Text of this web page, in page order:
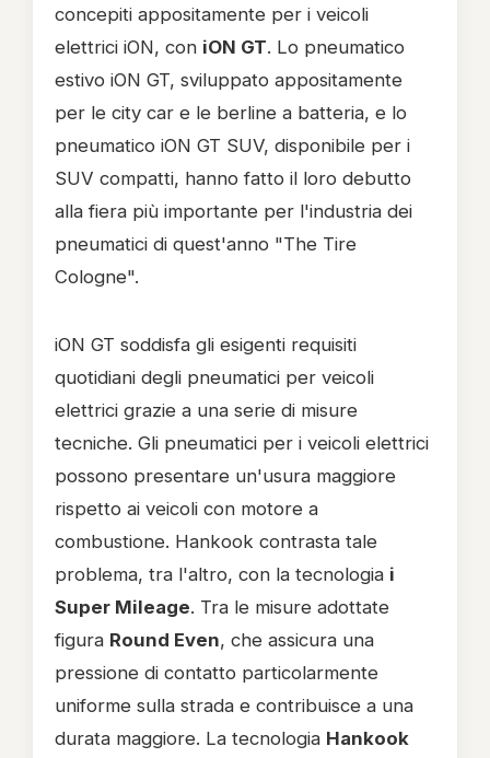
concepiti appositamente per i veicoli
elettrici iON, con iON GT. Lo pneumatico
estivo iON GT, sviluppato appositamente
per le city car e le berline a batteria, e lo
pneumatico iON GT SUV, disponibile per i
SUV compatti, hanno fatto il loro debutto
alla fiera più importante per l'industria dei
pneumatici di quest'anno "The Tire
Cologne".
iON GT soddisfa gli esigenti requisiti
quotidiani degli pneumatici per veicoli
elettrici grazie a una serie di misure
tecniche. Gli pneumatici per i veicoli elettrici
possono presentare un'usura maggiore
rispetto ai veicoli con motore a
combustione. Hankook contrasta tale
problema, tra l'altro, con la tecnologia i
Super Mileage. Tra le misure adottate
figura Round Even, che assicura una
pressione di contatto particolarmente
uniforme sulla strada e contribuisce a una
durata maggiore. La tecnologia Hankook